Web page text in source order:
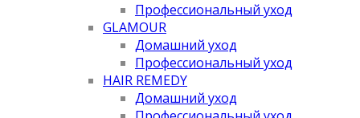
Профессиональный уход
GLAMOUR
Домашний уход
Профессиональный уход
HAIR REMEDY
Домашний уход